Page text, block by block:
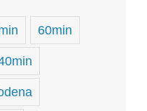
60min